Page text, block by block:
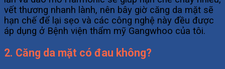
vết thương nhanh lành, nên bây giờ căng da mặt sẽ
hạn chế để lại sẹo và các công nghệ này đều được
áp dụng ở Bệnh viện thẩm mỹ Gangwhoo của tôi.
2. Căng da mặt có đau không?